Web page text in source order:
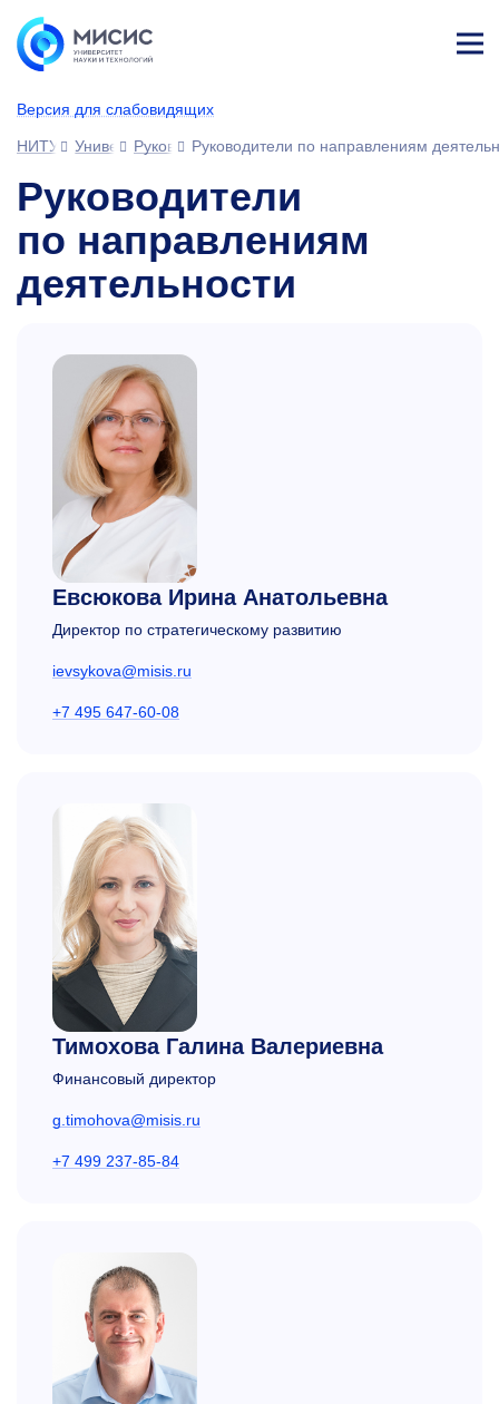
Версия для слабовидящих
ине
НИТУ МИСИСУниверситетРуководствоРуководители по направлениям
Руководители
по направлениям
деятельности
Евсюкова Ирина Анатольевна
Директор по стратегическому развитию
ievsykova@misis.ru
+7 495 647-60-08
Тимохова Галина Валериевна
Финансовый директор
g.timohova@misis.ru
+7 499 237-85-84